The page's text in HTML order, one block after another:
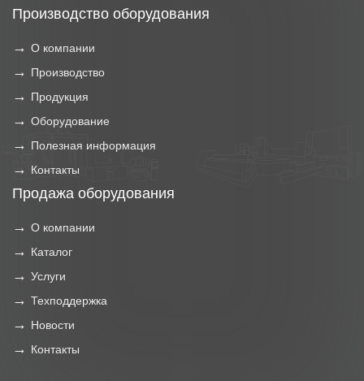
Производство оборудования
О компании
Производство
Продукция
Оборудование
Полезная информация
Контакты
Продажа оборудования
О компании
Каталог
Услуги
Техподдержка
Новости
Контакты